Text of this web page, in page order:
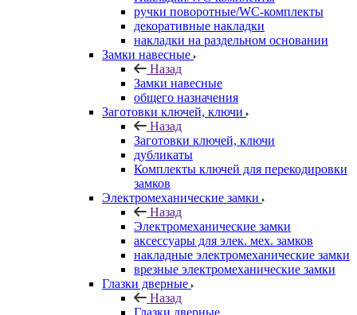
ручки поворотные/WC-комплекты
декоративные накладки
накладки на раздельном основании
Замки навесные
Назад
Замки навесные
общего назначения
Заготовки ключей, ключи
Назад
Заготовки ключей, ключи
дубликаты
Комплекты ключей для перекодировки
замков
Электромеханические замки
Назад
Электромеханические замки
аксессуары для элек. мех. замков
накладные электромеханические замки
врезные электромеханические замки
Глазки дверные
Назад
Глазки дверные